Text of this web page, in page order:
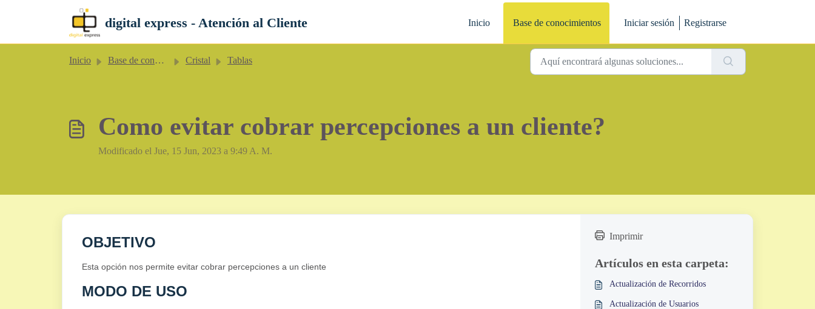
digital express - Atención al Cliente Inicio Base de conocimientos Iniciar sesión Registrarse
Inicio Base de conocimientos Cristal Tablas
Como evitar cobrar percepciones a un cliente?
Modificado el Jue, 15 Jun, 2023 a 9:49 A. M.
OBJETIVO
Esta opción nos permite evitar cobrar percepciones a un cliente
MODO DE USO
Imprimir
Artículos en esta carpeta:
Actualización de Recorridos
Actualización de Usuarios